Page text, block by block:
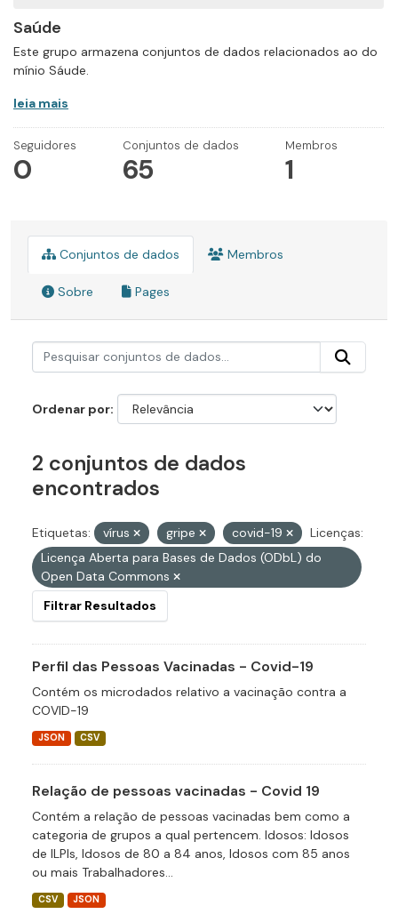
Saúde
Este grupo armazena conjuntos de dados relacionados ao do
mínio Sáude.
leia mais
Seguidores
0
Conjuntos de dados
65
Membros
1
Conjuntos de dados Membros
Sobre Pages
Ordenar por
2 conjuntos de dados
encontrados
Etiquetas: vírus gripe covid-19
Licenças:
Licença Aberta para Bases de Dados (ODbL) do
Open Data Commons
Filtrar Resultados
Perfil das Pessoas Vacinadas - Covid-19
Contém os microdados relativo a vacinação contra a
COVID-19
JSON CSV
Relação de pessoas vacinadas - Covid 19
Contém a relação de pessoas vacinadas bem como a
categoria de grupos a qual pertencem. Idosos: Idosos
de ILPIs, Idosos de 80 a 84 anos, Idosos com 85 anos
ou mais Trabalhadores...
CSV JSON